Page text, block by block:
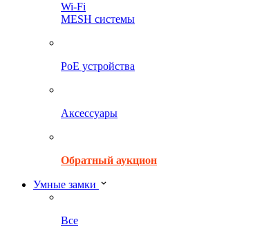
Wi-Fi
MESH системы
PoE устройства
Аксессуары
Обратный аукцион
Умные замки
Все